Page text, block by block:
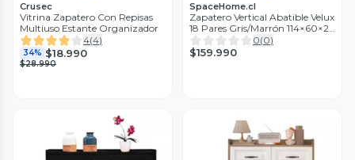
Crusec
Vitrina Zapatero Con Repisas
Multiuso Estante Organizador
4(4)
34% $18.990
$28.990
SpaceHome.cl
Zapatero Vertical Abatible Velux
18 Pares Gris/Marrón 114×60×24
cm
0(0)
$159.990